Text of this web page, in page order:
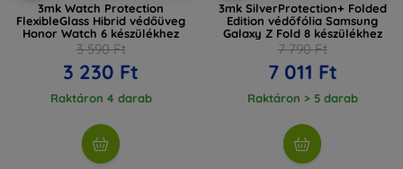
3mk Watch Protection
FlexibleGlass Hibrid védőüveg
Honor Watch 6 készülékhez
3 590 Ft
3 230 Ft
Raktáron 4 darab
3mk SilverProtection+ Folded
Edition védőfólia Samsung
Galaxy Z Fold 8 készülékhez
7 790 Ft
7 011 Ft
Raktáron > 5 darab